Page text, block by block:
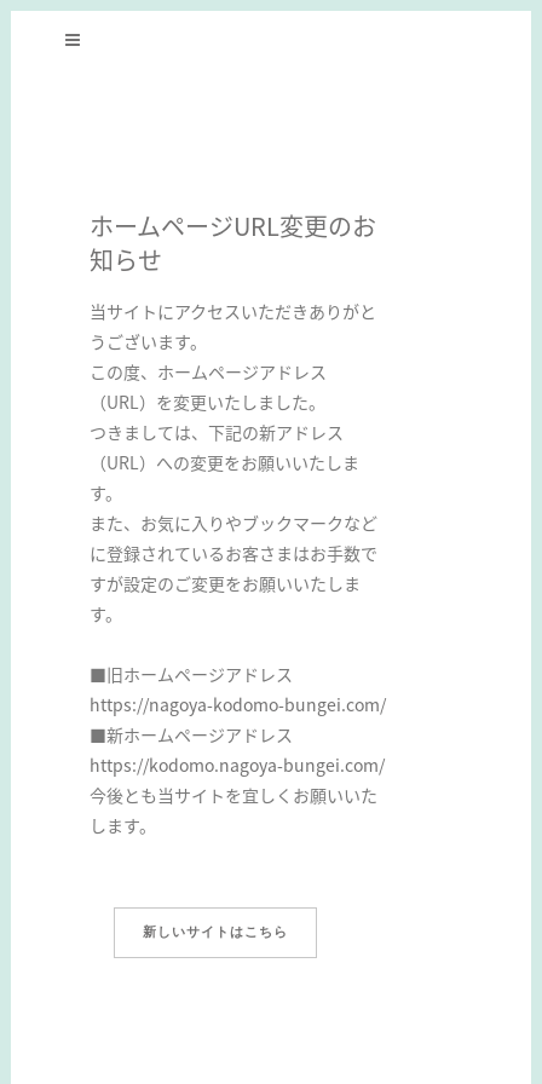
ホームページURL変更のお
知らせ
当サイトにアクセスいただきありがと
うございます。
この度、ホームページアドレス
（URL）を変更いたしました。
つきましては、下記の新アドレス
（URL）への変更をお願いいたしま
す。
また、お気に入りやブックマークなど
に登録されているお客さまはお手数で
すが設定のご変更をお願いいたしま
す。
■旧ホームページアドレス
https://nagoya-kodomo-bungei.com/
■新ホームページアドレス
https://kodomo.nagoya-bungei.com/
今後とも当サイトを宜しくお願いいた
します。
新しいサイトはこちら